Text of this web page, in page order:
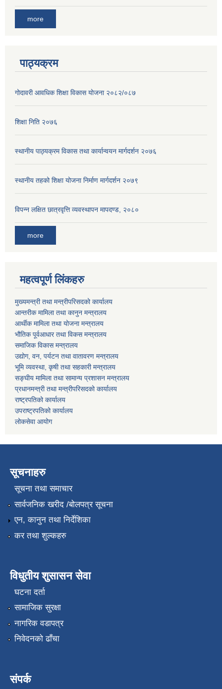
more
पाठ्यक्रम
गोदावरी आवधिक शिक्षा विकास योजना २०८२/०८७
शिक्षा निति २०७६
स्थानीय पाठ्यक्रम विकास तथा कार्यान्वयन मार्गदर्शन २०७६
स्थानीय तहको शिक्षा योजना निर्माण मार्गदर्शन २०७९
विपन्न लक्षित छात्रवृत्ति व्यवस्थापन मापदण्ड, २०८०
more
महत्वपूर्ण लिंकहरु
मुख्यमन्त्री तथा मन्त्रीपरिसदको कार्यालय
आन्तरीक मामिला तथा कानुन मन्त्रालय
आर्थीक मामिला तथा योजना मन्त्रालय
भौतिक पूर्वआधार तथा विकस मन्त्रालय
समाजिक विकास मन्त्रालय
उद्योग, वन, पर्यटन तथा वातावरण मन्त्रालय
भूमि व्यवस्था, कृषी तथा सहकारी मन्त्रालय
सङ्घीय मामिला तथा सामान्य प्रशासन मन्त्रालय
प्रधानमन्त्री तथा मन्त्रीपरिसदको कार्यालय
राष्ट्रपतिको कार्यालय
उपराष्ट्रपतिको कार्यालय
लोकसेवा आयोग
सूचनाहरु
सूचना तथा समाचार
सार्वजनिक खरीद /बोलपत्र सूचना
एन, कानुन तथा निर्देशिका
कर तथा शुल्कहरु
विधुतीय शुसासन सेवा
घटना दर्ता
सामाजिक सुरक्षा
नागरिक वडापत्र
निवेदनको ढाँचा
संपर्क